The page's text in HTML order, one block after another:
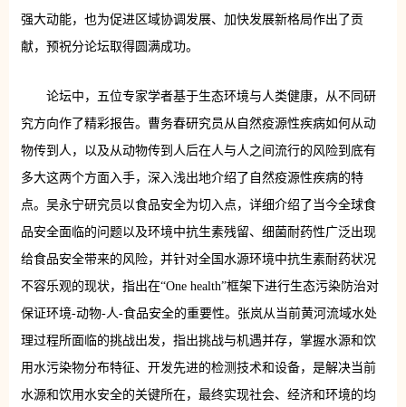
强大动能，也为促进区域协调发展、加快发展新格局作出了贡
献，预祝分论坛取得圆满成功。
论坛中，五位专家学者基于生态环境与人类健康，从不同研
究方向作了精彩报告。曹务春研究员从自然疫源性疾病如何从动
物传到人，以及从动物传到人后在人与人之间流行的风险到底有
多大这两个方面入手，深入浅出地介绍了自然疫源性疾病的特
点。吴永宁研究员以食品安全为切入点，详细介绍了当今全球食
品安全面临的问题以及环境中抗生素残留、细菌耐药性广泛出现
给食品安全带来的风险，并针对全国水源环境中抗生素耐药状况
不容乐观的现状，指出在“One health”框架下进行生态污染防治对
保证环境-动物-人-食品安全的重要性。张岚从当前黄河流域水处
理过程所面临的挑战出发，指出挑战与机遇并存，掌握水源和饮
用水污染物分布特征、开发先进的检测技术和设备，是解决当前
水源和饮用水安全的关键所在，最终实现社会、经济和环境的均